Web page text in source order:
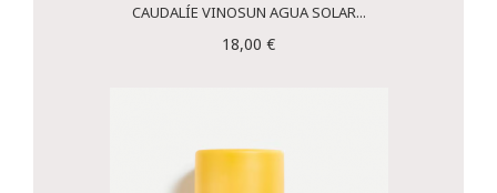
CAUDALÍE VINOSUN AGUA SOLAR...
18,00 €